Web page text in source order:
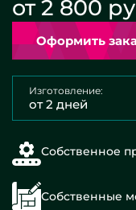
от 2 800
Оформить
Изготовление:
от 2 дней
Собственное
Собственные